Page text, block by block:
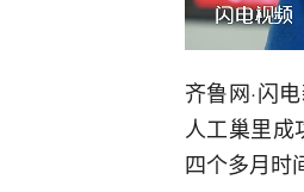
齐鲁网·闪
人工巢里成
四个多月时